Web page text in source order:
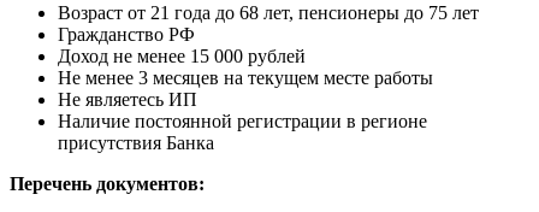
Возраст от 21 года до 68 лет, пенсионеры до 75 лет
Гражданство РФ
Доход не менее 15 000 рублей
Не менее 3 месяцев на текущем месте работы
Не являетесь ИП
Наличие постоянной регистрации в регионе
присутствия Банка
Перечень документов: